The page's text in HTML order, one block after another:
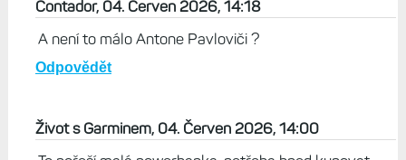
Už se těším na novinku. Hned si koupím dva kdyby mě
tom prvním došla šťáva.